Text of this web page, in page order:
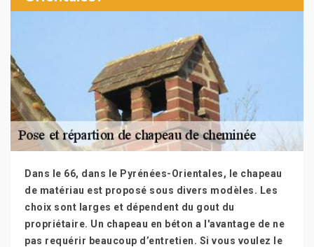
Dans le 66, dans le Pyrénées-Orientales, le chapeau
de matériau est proposé sous divers modèles. Les
choix sont larges et dépendent du gout du
propriétaire. Un chapeau en béton a l'avantage de ne
pas requérir beaucoup d’entretien. Si vous voulez le